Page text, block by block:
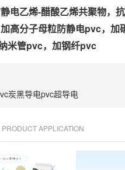
电乙烯-醋酸乙烯共聚物，
高分子母粒防静电pvc，加
米管pvc，加钢纤pvc
炭黑导电pvc超导电
PRODUCT APPLICATION